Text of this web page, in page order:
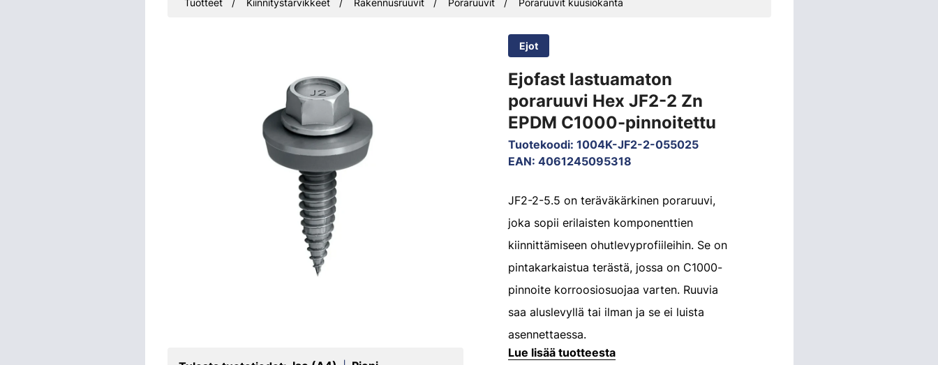
Ejot
Ejofast lastuamaton
poraruuvi Hex JF2-2 Zn
EPDM C1000-pinnoitettu
Tuotekoodi: 1004K-JF2-2-055025
EAN: 4061245095318
JF2-2-5.5 on teräväkärkinen poraruuvi,
joka sopii erilaisten komponenttien
kiinnittämiseen ohutlevyprofiileihin. Se on
pintakarkaistua terästä, jossa on C1000-
pinnoite korroosiosuojaa varten. Ruuvia
saa aluslevyllä tai ilman ja se ei luista
asennettaessa.
Lue lisää tuotteesta